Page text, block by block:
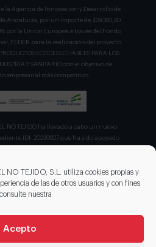
NO TEJIDO, S.L. utiliza cookies propias y
de las de otros usuarios y con fines
nuestra
Acepto
la Agencia de Innovación y Desarrollo de
Andalucía, por un importe de 429.393,40
por la Unión Europea a través del Fondo
FEDER para la realización del proyecto
ECODESECHABLES PARA LOS
Y SANITARIO con el objetivo de
empresarial más competitivo.
NO TEJIDO ha llevado a cabo un nuevo
IDI- 20230827 que ha sido apoyado
e impresión de materiales
ecodiseño en el ámbito del packaging"
parcialmente reembolsable un 75%